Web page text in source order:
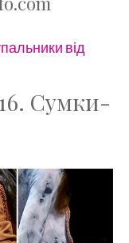
від
Сумки-